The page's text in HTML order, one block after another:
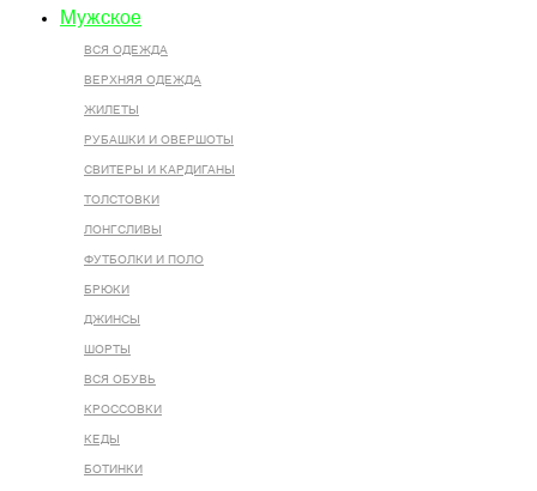
Мужское
ВСЯ ОДЕЖДА
ВЕРХНЯЯ ОДЕЖДА
ЖИЛЕТЫ
РУБАШКИ И ОВЕРШОТЫ
СВИТЕРЫ И КАРДИГАНЫ
ТОЛСТОВКИ
ЛОНГСЛИВЫ
ФУТБОЛКИ И ПОЛО
БРЮКИ
ДЖИНСЫ
ШОРТЫ
ВСЯ ОБУВЬ
КРОССОВКИ
КЕДЫ
БОТИНКИ